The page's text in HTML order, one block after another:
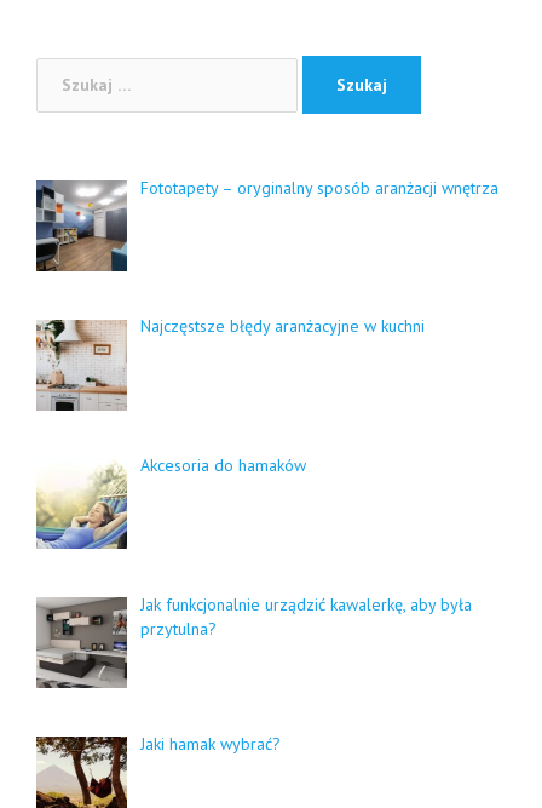
Fototapety – oryginalny sposób aranżacji wnętrza
Najczęstsze błędy aranżacyjne w kuchni
Akcesoria do hamaków
Jak funkcjonalnie urządzić kawalerkę, aby była
przytulna?
Jaki hamak wybrać?